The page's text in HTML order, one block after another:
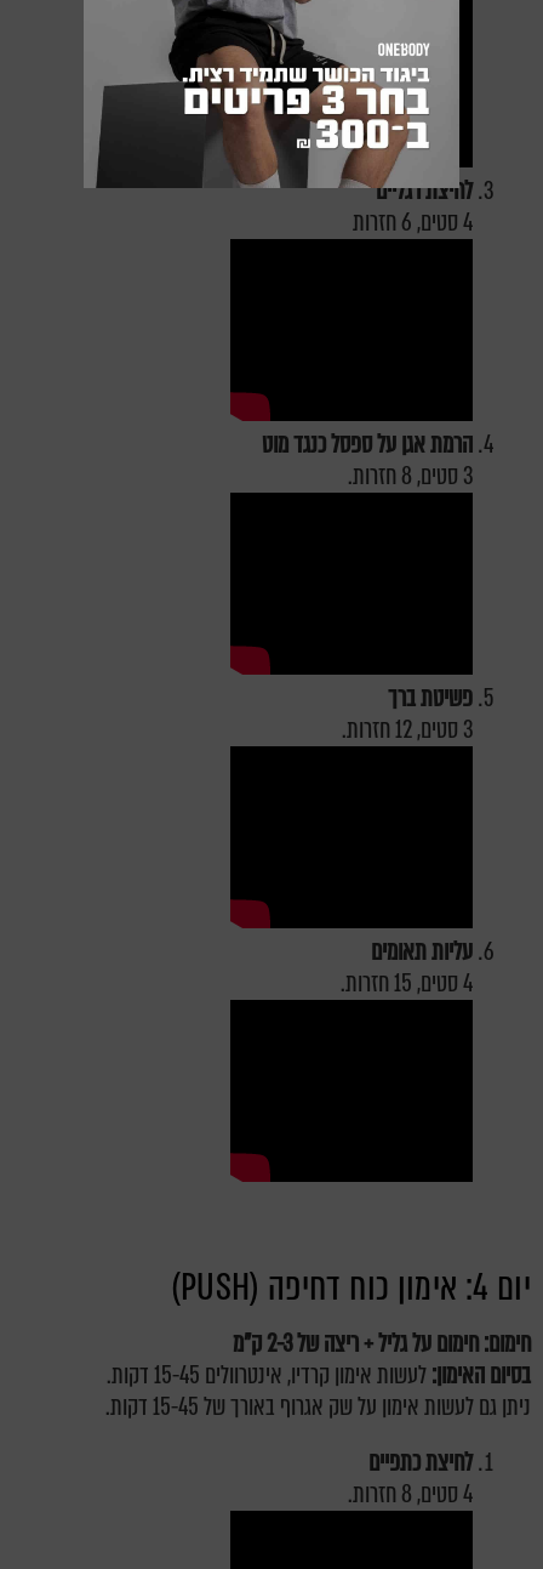
לחיצת רגליים
4 סטים, 6 חזרות
הרמת אגן על ספסל כנגד מוט
3 סטים, 8 חזרות.
פשיטת ברך
3 סטים, 12 חזרות.
עליות תאומים
4 סטים, 15 חזרות.
יום 4: אימון כוח דחיפה (PUSH)
חימום: חימום על גליל + ריצה של 2-3 ק"מ
בסיום האימון:לעשות אימון קרדיו, אינטרוולים 15-45 דקות.
ניתן גם לעשות אימון על שק אגרוף באורך של 15-45 דקות.
לחיצת כתפיים
4 סטים, 8 חזרות.